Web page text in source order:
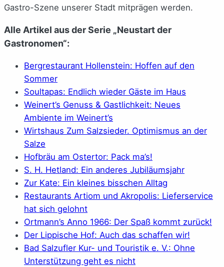
Gastro-Szene unserer Stadt mitprägen werden.
Alle Artikel aus der Serie „Neustart der
Gastronomen“:
Bergrestaurant Hollenstein: Hoffen auf den
Sommer
Soultapas: Endlich wieder Gäste im Haus
Weinert’s Genuss & Gastlichkeit: Neues
Ambiente im Weinert’s
Wirtshaus Zum Salzsieder. Optimismus an der
Salze
Hofbräu am Ostertor: Pack ma’s!
S. H. Hetland: Ein anderes Jubiläumsjahr
Zur Kate: Ein kleines bisschen Alltag
Restaurants Artiom und Akropolis: Lieferservice
hat sich gelohnt
Ortmann’s Anno 1966: Der Spaß kommt zurück!
Der Lippische Hof: Auch das schaffen wir!
Bad Salzufler Kur- und Touristik e. V.: Ohne
Unterstützung geht es nicht